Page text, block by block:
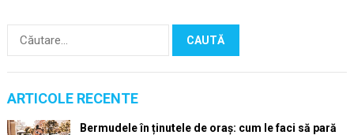
Caută
după:
ARTICOLE RECENTE
Bermudele în ținutele de oraș: cum le faci să pară